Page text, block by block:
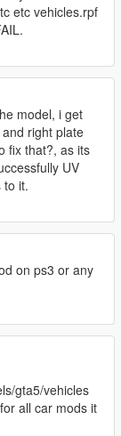
etc vehicles.rpf
model, i get
right plate
fix that?, as its
UV
to it.
on ps3 or any
gta5/vehicles
all car mods it